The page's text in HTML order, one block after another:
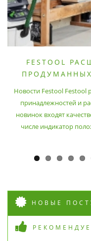
FESTOOL
Новости Festool Festool
принадлежностей и
новинок входят
числе индикатор
НОВЫЕ